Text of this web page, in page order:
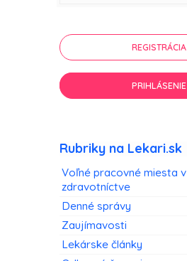
REGISTRÁCIA
PRIHLÁSENIE
Rubriky na Lekari.sk
Voľné pracovné miesta v
zdravotníctve
Denné správy
Zaujímavosti
Lekárske články